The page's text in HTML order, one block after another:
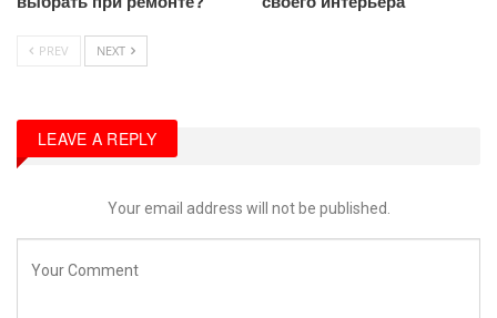
PREV NEXT
LEAVE A REPLY
Your email address will not be published.